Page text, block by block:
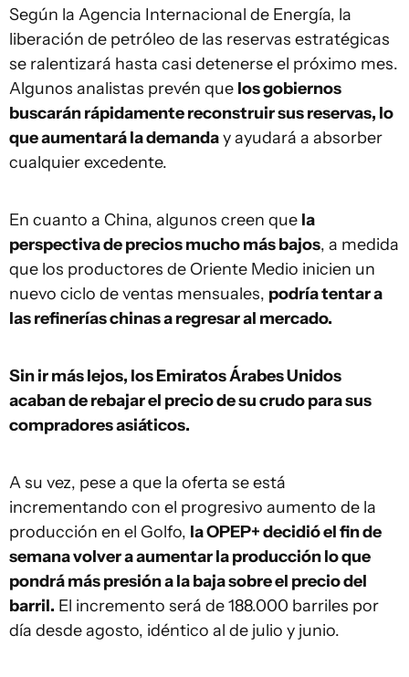
Según la Agencia Internacional de Energía, la
liberación de petróleo de las reservas estratégicas
se ralentizará hasta casi detenerse el próximo mes.
Algunos analistas prevén que los gobiernos
buscarán rápidamente reconstruir sus reservas, lo
que aumentará la demanday ayudará a absorber
cualquier excedente.
En cuanto a China, algunos creen que la
perspectiva de precios mucho más bajos, a medida
que los productores de Oriente Medio inicien un
nuevo ciclo de ventas mensuales, podría tentar a
las refinerías chinas a regresar al mercado.
Sin ir más lejos, los Emiratos Árabes Unidos
acaban de rebajar el precio de su crudo para sus
compradores asiáticos.
A su vez, pese a que la oferta se está
incrementando con el progresivo aumento de la
producción en el Golfo, la OPEP+ decidió el fin de
semana volver a aumentar la producción lo que
pondrá más presión a la baja sobre el precio del
barril. El incremento será de 188.000 barriles por
día desde agosto, idéntico al de julio y junio.